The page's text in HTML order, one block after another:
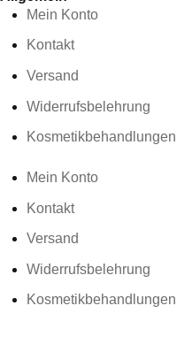
Mein Konto
Kontakt
Versand
Widerrufsbelehrung
Kosmetikbehandlungen
Mein Konto
Kontakt
Versand
Widerrufsbelehrung
Kosmetikbehandlungen